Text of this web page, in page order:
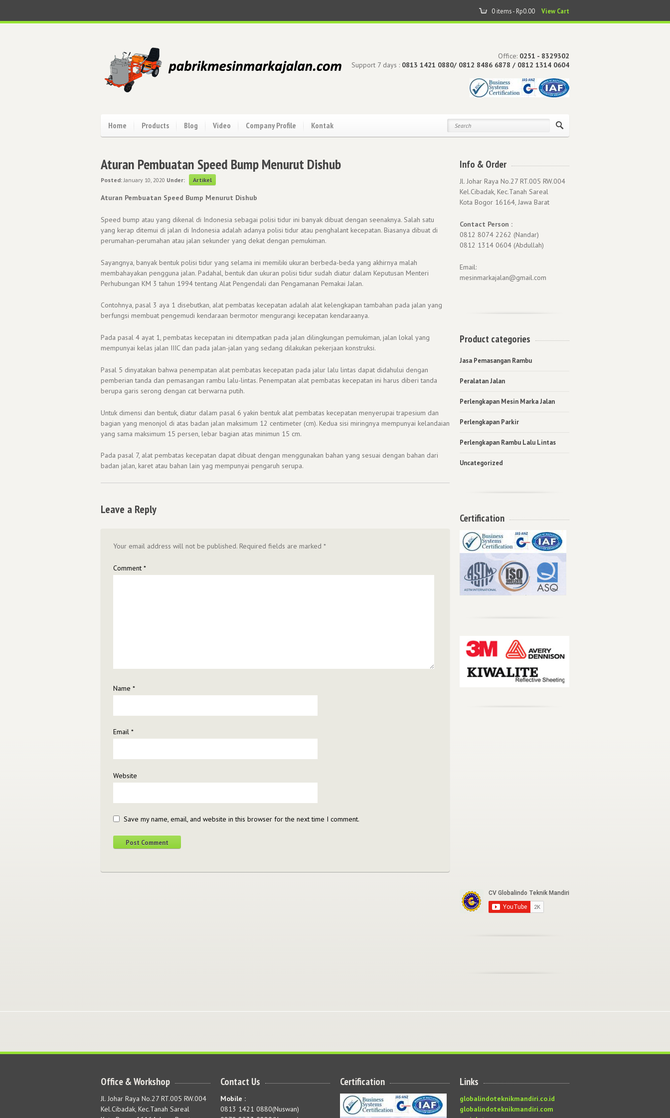
0 items - Rp0.00 View Cart
Office: 0251 - 8329302
Support 7 days : 0813 1421 0880/ 0812 8486 6878 / 0812 1314 0604
Home Products Blog Video Company Profile Kontak
Aturan Pembuatan Speed Bump Menurut Dishub
Posted:January 10, 2020 Under: Artikel
Aturan Pembuatan Speed Bump Menurut Dishub
Speed bump atau yang dikenal di Indonesia sebagai polisi tidur ini banyak dibuat dengan seenaknya. Salah satu
yang kerap ditemui di jalan di Indonesia adalah adanya polisi tidur atau penghalant kecepatan. Biasanya dibuat di
perumahan-perumahan atau jalan sekunder yang dekat dengan pemukiman.
Sayangnya, banyak bentuk polisi tidur yang selama ini memiliki ukuran berbeda-beda yang akhirnya malah
membahayakan pengguna jalan. Padahal, bentuk dan ukuran polisi tidur sudah diatur dalam Keputusan Menteri
Perhubungan KM 3 tahun 1994 tentang Alat Pengendali dan Pengamanan Pemakai Jalan.
Contohnya, pasal 3 aya 1 disebutkan, alat pembatas kecepatan adalah alat kelengkapan tambahan pada jalan yang
berfungsi membuat pengemudi kendaraan bermotor mengurangi kecepatan kendaraanya.
Pada pasal 4 ayat 1, pembatas kecepatan ini ditempatkan pada jalan dilingkungan pemukiman, jalan lokal yang
mempunyai kelas jalan IIIC dan pada jalan-jalan yang sedang dilakukan pekerjaan konstruksi.
Pasal 5 dinyatakan bahwa penempatan alat pembatas kecepatan pada jalur lalu lintas dapat didahului dengan
pemberian tanda dan pemasangan rambu lalu-lintas. Penempatan alat pembatas kecepatan ini harus diberi tanda
berupa garis serong dengan cat berwarna putih.
Untuk dimensi dan bentuk, diatur dalam pasal 6 yakin bentuk alat pembatas kecepatan menyerupai trapesium dan
bagian yang menonjol di atas badan jalan maksimum 12 centimeter (cm). Kedua sisi miringnya mempunyai kelandaian
yang sama maksimum 15 persen, lebar bagian atas minimun 15 cm.
Pada pasal 7, alat pembatas kecepatan dapat dibuat dengan menggunakan bahan yang sesuai dengan bahan dari
badan jalan, karet atau bahan lain yag mempunyai pengaruh serupa.
Leave a Reply
Your email address will not be published. Required fields are marked *
Comment *
Name *
Email *
Website
Save my name, email, and website in this browser for the next time I comment.
Info & Order
Jl. Johar Raya No.27 RT.005 RW.004
Kel.Cibadak, Kec.Tanah Sareal
Kota Bogor 16164, Jawa Barat
Contact Person :
0812 8074 2262 (Nandar)
0812 1314 0604 (Abdullah)
Email:
mesinmarkajalan@gmail.com
Product categories
Jasa Pemasangan Rambu
Peralatan Jalan
Perlengkapan Mesin Marka Jalan
Perlengkapan Parkir
Perlengkapan Rambu Lalu Lintas
Uncategorized
Certification
Office & Workshop
Jl. Johar Raya No.27 RT.005 RW.004
Kel.Cibadak, Kec.Tanah Sareal
Contact Us
Mobile :
0813 1421 0880(Nuswan)
Certification Links
globalindoteknikmandiri.co.id
globalindoteknikmandiri.com